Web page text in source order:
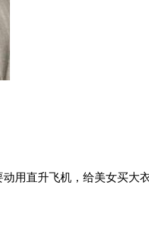
用直升飞机，给美女买大